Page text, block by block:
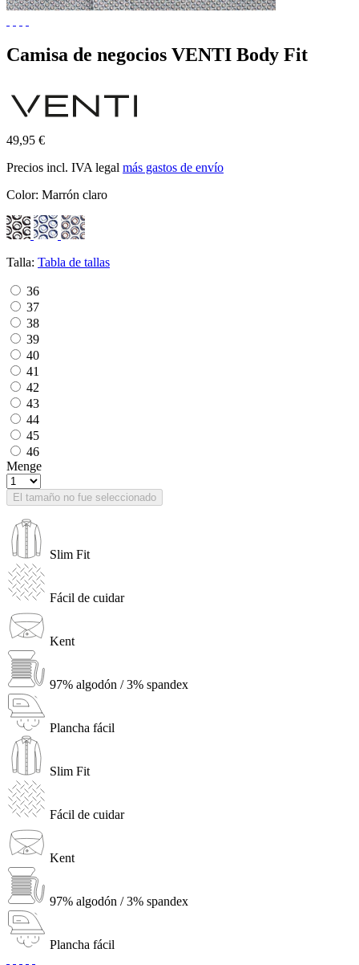
Camisa de negocios VENTI Body Fit
49,95 €
Precios incl. IVA legal más gastos de envío
Color: Marrón claro
Talla: Tabla de tallas
36
37
38
39
40
41
42
43
44
45
46
Menge
El tamaño no fue seleccionado
Slim Fit
Fácil de cuidar
Kent
97% algodón / 3% spandex
Plancha fácil
Slim Fit
Fácil de cuidar
Kent
97% algodón / 3% spandex
Plancha fácil